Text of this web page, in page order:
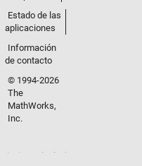
Estado de las
aplicaciones
Información
de contacto
© 1994-2026
The
MathWorks,
Inc.